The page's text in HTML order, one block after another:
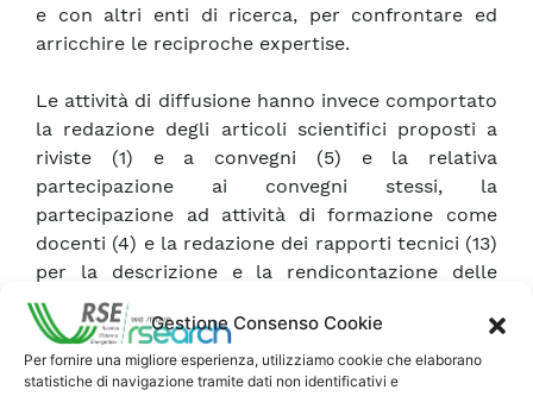
Gestione Consenso Cookie
Per fornire una migliore esperienza, utilizziamo cookie che elaborano
statistiche di navigazione tramite dati non identificativi e
e con altri enti di ricerca, per confrontare ed
arricchire le reciproche expertise.
Le attività di diffusione hanno invece comportato
la redazione degli articoli scientifici proposti a
riviste (1) e a convegni (5) e la relativa
partecipazione ai convegni stessi, la
partecipazione ad attività di formazione come
docenti (4) e la redazione dei rapporti tecnici (13)
per la descrizione e la rendicontazione delle
attività svolte nel progetto per la prima annualità
del presente Triennio.